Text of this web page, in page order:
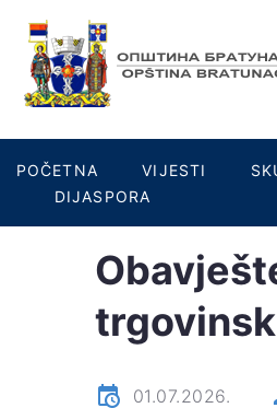
POČETNA VIJESTI
DIJASPORA
01.07.2026.